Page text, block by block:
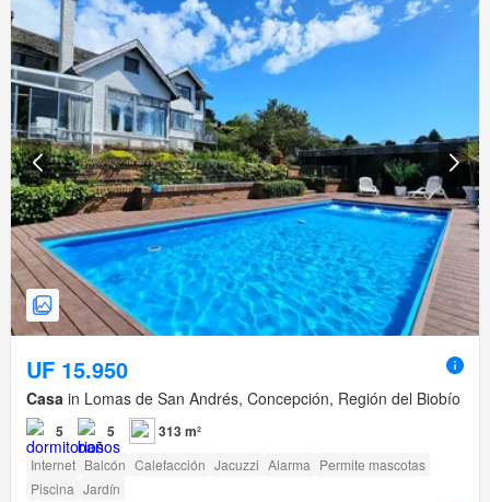
UF 15.950
Casa in Lomas de San Andrés, Concepción, Región del Biobío
5 5 313 m²
Internet Balcón Calefacción Jacuzzi Alarma Permite mascotas
Piscina Jardín